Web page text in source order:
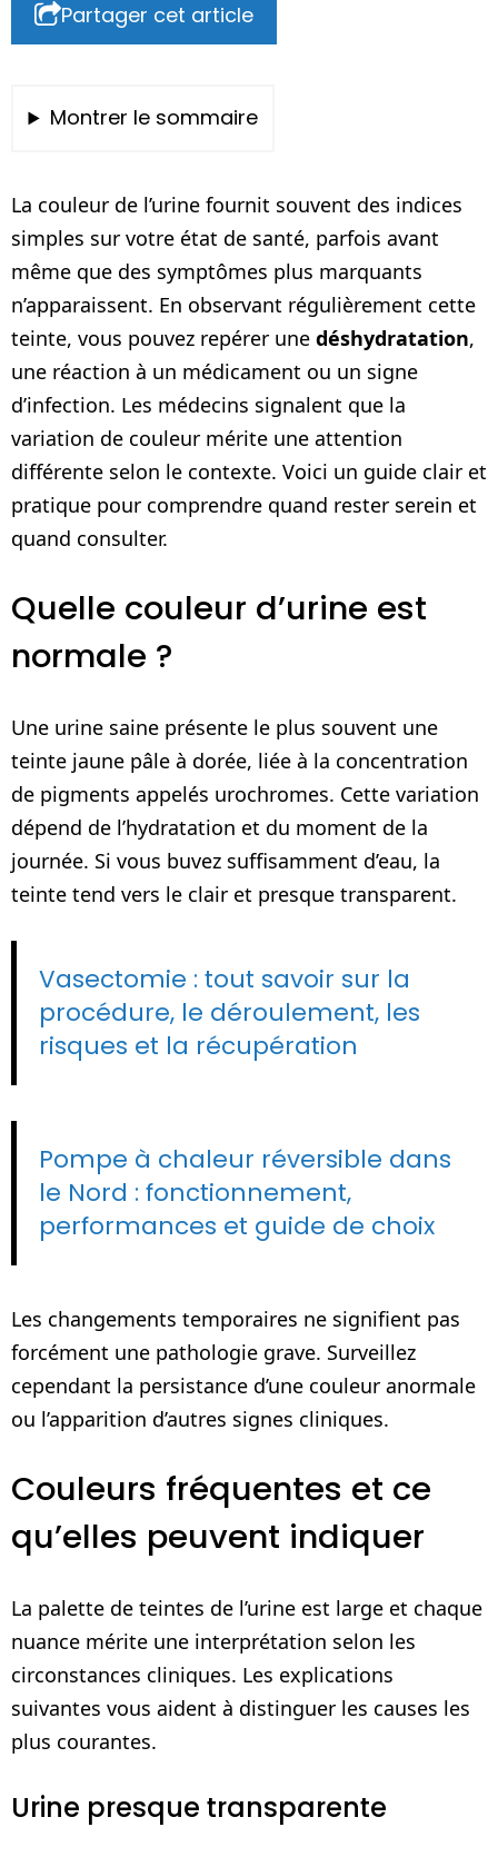
Partager cet article
Montrer le sommaire
La couleur de l’urine fournit souvent des indices
simples sur votre état de santé, parfois avant
même que des symptômes plus marquants
n’apparaissent. En observant régulièrement cette
teinte, vous pouvez repérer une déshydratation,
une réaction à un médicament ou un signe
d’infection. Les médecins signalent que la
variation de couleur mérite une attention
différente selon le contexte. Voici un guide clair et
pratique pour comprendre quand rester serein et
quand consulter.
Quelle couleur d’urine est
normale ?
Une urine saine présente le plus souvent une
teinte jaune pâle à dorée, liée à la concentration
de pigments appelés urochromes. Cette variation
dépend de l’hydratation et du moment de la
journée. Si vous buvez suffisamment d’eau, la
teinte tend vers le clair et presque transparent.
Vasectomie : tout savoir sur la
procédure, le déroulement, les
risques et la récupération
Pompe à chaleur réversible dans
le Nord : fonctionnement,
performances et guide de choix
Les changements temporaires ne signifient pas
forcément une pathologie grave. Surveillez
cependant la persistance d’une couleur anormale
ou l’apparition d’autres signes cliniques.
Couleurs fréquentes et ce
qu’elles peuvent indiquer
La palette de teintes de l’urine est large et chaque
nuance mérite une interprétation selon les
circonstances cliniques. Les explications
suivantes vous aident à distinguer les causes les
plus courantes.
Urine presque transparente